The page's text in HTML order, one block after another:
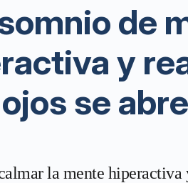
de
y
se
la mente